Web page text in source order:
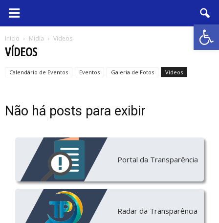
Abrir
Inicio Mídia Vídeos
VÍDEOS
Calendário de Eventos Eventos Galeria de Fotos Vídeos
Não há posts para exibir
Portal da Transparência
Radar da Transparência